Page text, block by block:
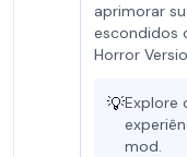
aprimorar
escondidos
Horror
💡Explore
mod.